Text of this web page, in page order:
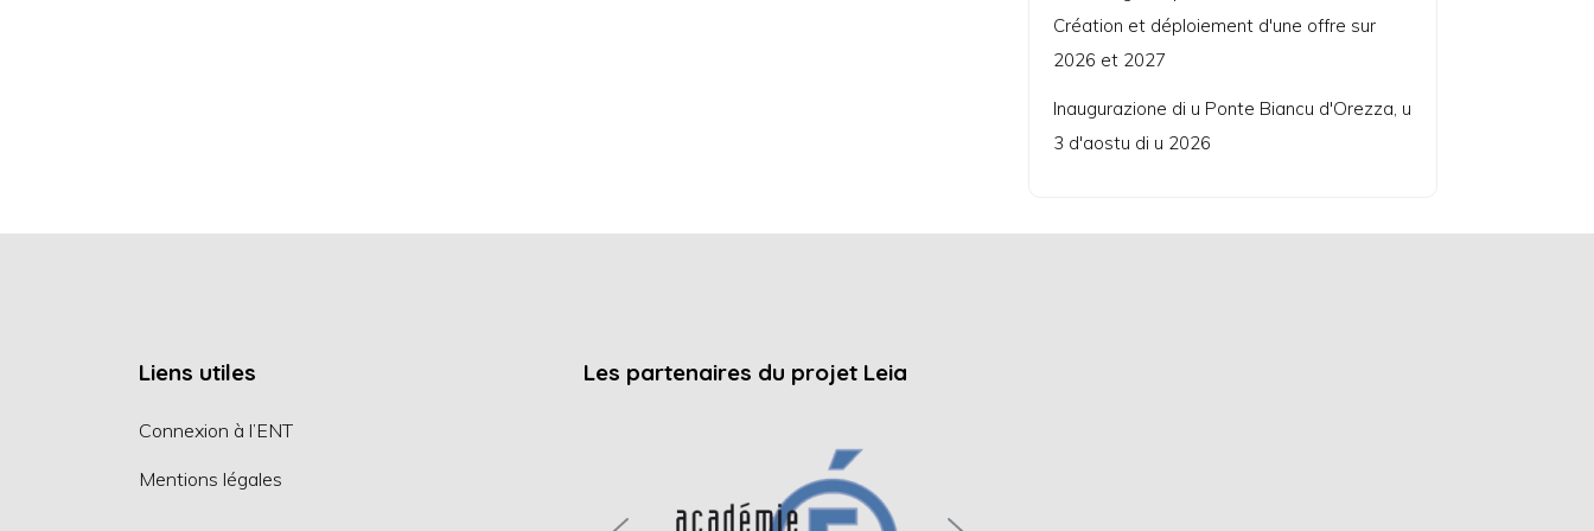
Création et déploiement d'une offre sur
2026 et 2027
Inaugurazione di u Ponte Biancu d'Orezza, u
3 d'aostu di u 2026
Liens utiles
Connexion à l’ENT
Mentions légales
Les partenaires du projet Leia